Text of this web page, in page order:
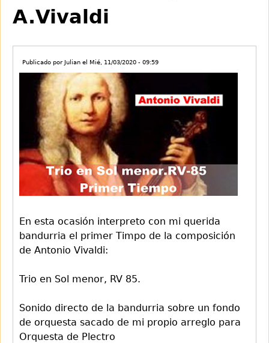
A.Vivaldi
Publicado por Julian el Mié, 11/03/2020 - 09:59
En esta ocasión interpreto con mi querida
bandurria el primer Timpo de la composición
de Antonio Vivaldi:
Trio en Sol menor, RV 85.
Sonido directo de la bandurria sobre un fondo
de orquesta sacado de mi propio arreglo para
Orquesta de Plectro